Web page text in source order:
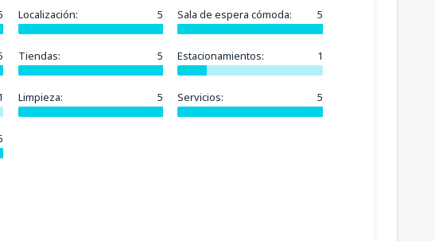
Localización: 5 Sala de espera cómoda: 5
Tiendas: 5 Estacionamientos: 1
Limpieza: 5 Servicios: 5